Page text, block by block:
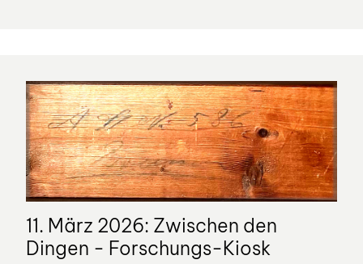
11. März 2026: Zwischen den
Dingen - Forschungs-Kiosk